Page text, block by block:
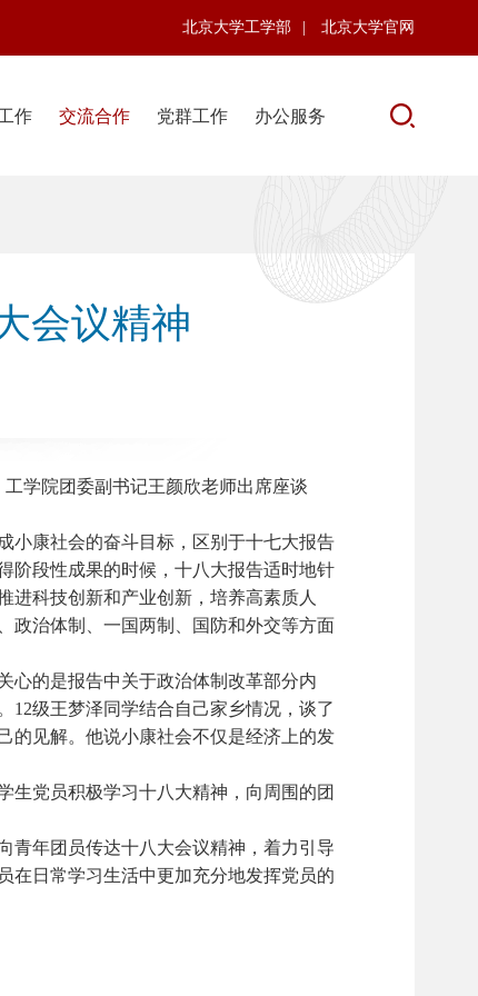
北京大学工学部 北京大学官网
作 交流合作 党群工作 办公服务
会议精神
学院团委副书记王颜欣老师出席座谈
小康社会的奋斗目标，区别于十七大报告
阶段性成果的时候，十八大报告适时地针
进科技创新和产业创新，培养高素质人
政治体制、一国两制、国防和外交等方面
心的是报告中关于政治体制改革部分内
12级王梦泽同学结合自己家乡情况，谈了
的见解。他说小康社会不仅是经济上的发
党员积极学习十八大精神，向周围的团
青年团员传达十八大会议精神，着力引导
在日常学习生活中更加充分地发挥党员的